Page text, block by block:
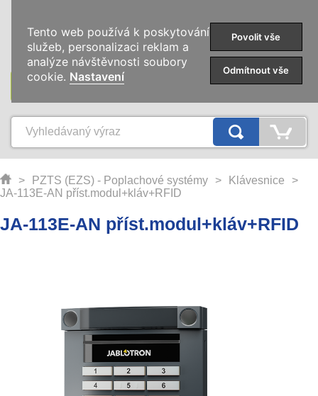
KATEGORIE
> PZTS (EZS) - Poplachové systémy > Klávesnice
>
JA-113E-AN příst.modul+kláv+RFID
JA-113E-AN příst.modul+kláv+RFID
Tento web používá k poskytování
služeb, personalizaci reklam a
analýze návštěvnosti soubory
cookie. Nastavení
Povolit vše
Odmítnout vše